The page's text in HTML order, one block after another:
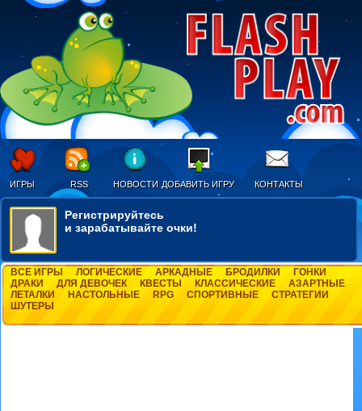
ИГРЫ RSS НОВОСТИ ДОБАВИТЬ ИГРУ КОНТАКТЫ
Регистрируйтесь
и зарабатывайте очки!
ВСЕ ИГРЫ ЛОГИЧЕСКИЕ АРКАДНЫЕ БРОДИЛКИ
ГОНКИ
ДРАКИ
ДЛЯ ДЕВОЧЕК КВЕСТЫ КЛАССИЧЕСКИЕ
АЗАРТНЫЕ
ЛЕТАЛКИ
НАСТОЛЬНЫЕ RPG СПОРТИВНЫЕ
СТРАТЕГИИ
ШУТЕРЫ